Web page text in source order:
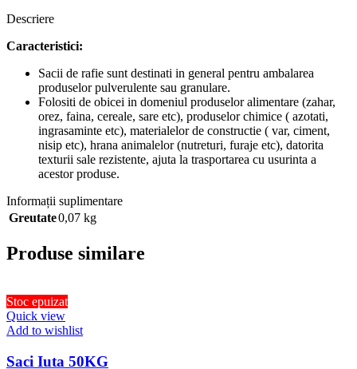
Descriere
Caracteristici:
Sacii de rafie sunt destinati in general pentru ambalarea
produselor pulverulente sau granulare.
Folositi de obicei in domeniul produselor alimentare (zahar,
orez, faina, cereale, sare etc), produselor chimice ( azotati,
ingrasaminte etc), materialelor de constructie ( var, ciment,
nisip etc), hrana animalelor (nutreturi, furaje etc), datorita
texturii sale rezistente, ajuta la trasportarea cu usurinta a
acestor produse.
Informații suplimentare
Greutate0,07 kg
Produse similare
Stoc epuizat
Quick view
Add to wishlist
Saci Iuta 50KG